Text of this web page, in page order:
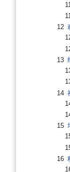
12
13
14
15
16